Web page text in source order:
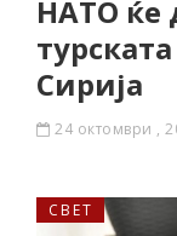
НАТО ќе
Сирија
24 октомври ,
СВЕТ